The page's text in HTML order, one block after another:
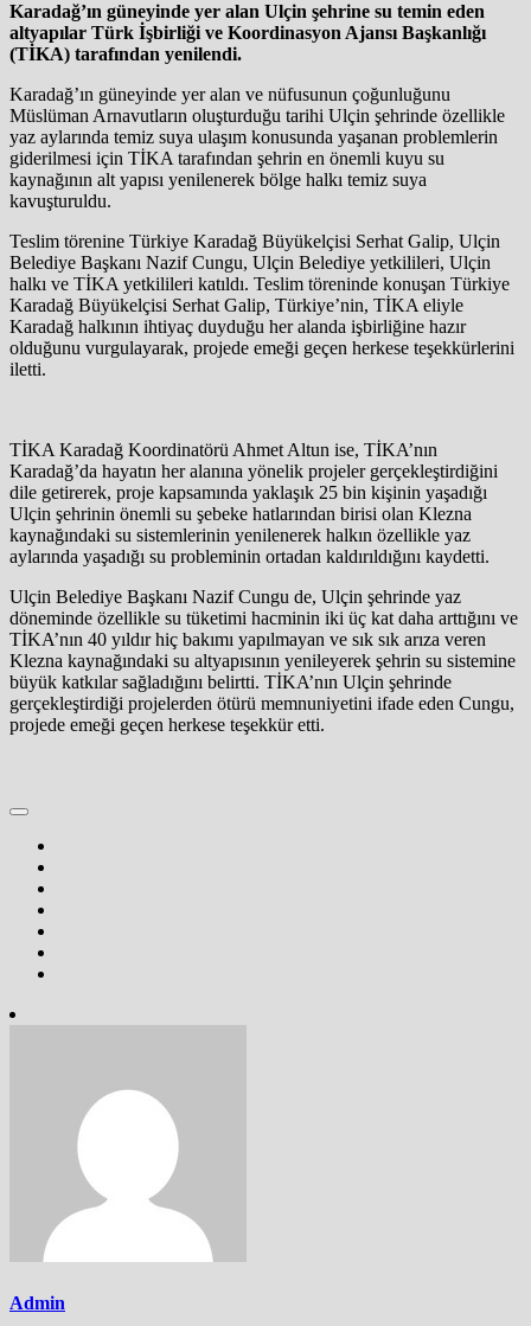
Karadağ’ın güneyinde yer alan Ulçin şehrine su temin eden
altyapılar Türk İşbirliği ve Koordinasyon Ajansı Başkanlığı
(TİKA) tarafından yenilendi.
Karadağ’ın güneyinde yer alan ve nüfusunun çoğunluğunu
Müslüman Arnavutların oluşturduğu tarihi Ulçin şehrinde özellikle
yaz aylarında temiz suya ulaşım konusunda yaşanan problemlerin
giderilmesi için TİKA tarafından şehrin en önemli kuyu su
kaynağının alt yapısı yenilenerek bölge halkı temiz suya
kavuşturuldu.
Teslim törenine Türkiye Karadağ Büyükelçisi Serhat Galip, Ulçin
Belediye Başkanı Nazif Cungu, Ulçin Belediye yetkilileri, Ulçin
halkı ve TİKA yetkilileri katıldı. Teslim töreninde konuşan Türkiye
Karadağ Büyükelçisi Serhat Galip, Türkiye’nin, TİKA eliyle
Karadağ halkının ihtiyaç duyduğu her alanda işbirliğine hazır
olduğunu vurgulayarak, projede emeği geçen herkese teşekkürlerini
iletti.
TİKA Karadağ Koordinatörü Ahmet Altun ise, TİKA’nın
Karadağ’da hayatın her alanına yönelik projeler gerçekleştirdiğini
dile getirerek, proje kapsamında yaklaşık 25 bin kişinin yaşadığı
Ulçin şehrinin önemli su şebeke hatlarından birisi olan Klezna
kaynağındaki su sistemlerinin yenilenerek halkın özellikle yaz
aylarında yaşadığı su probleminin ortadan kaldırıldığını kaydetti.
Ulçin Belediye Başkanı Nazif Cungu de, Ulçin şehrinde yaz
döneminde özellikle su tüketimi hacminin iki üç kat daha arttığını ve
TİKA’nın 40 yıldır hiç bakımı yapılmayan ve sık sık arıza veren
Klezna kaynağındaki su altyapısının yenileyerek şehrin su sistemine
büyük katkılar sağladığını belirtti. TİKA’nın Ulçin şehrinde
gerçekleştirdiği projelerden ötürü memnuniyetini ifade eden Cungu,
projede emeği geçen herkese teşekkür etti.
Admin